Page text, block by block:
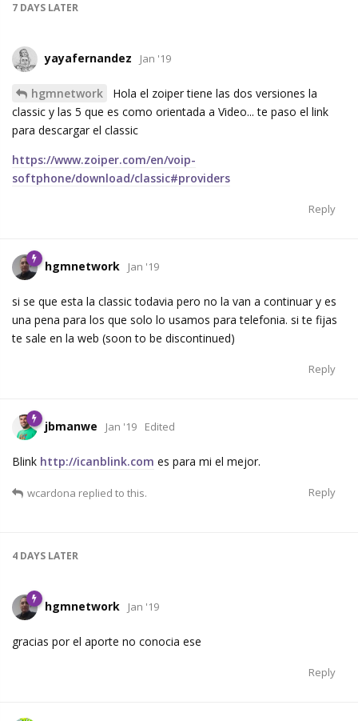
7 DAYS LATER
yayafernandez Jan '19
hgmnetwork
Hola el zoiper tiene las dos versiones la
classic y las 5 que es como orientada a Video... te paso el link
para descargar el classic
https://www.zoiper.com/en/voip-
softphone/download/classic#providers
Reply
hgmnetwork Jan '19
si se que esta la classic todavia pero no la van a continuar y es
una pena para los que solo lo usamos para telefonia. si te fijas
te sale en la web (soon to be discontinued)
Reply
jbmanwe Jan '19 Edited
Blink http://icanblink.com es para mi el mejor.
Reply
wcardona replied to this.
4 DAYS LATER
hgmnetwork Jan '19
gracias por el aporte no conocia ese
Reply